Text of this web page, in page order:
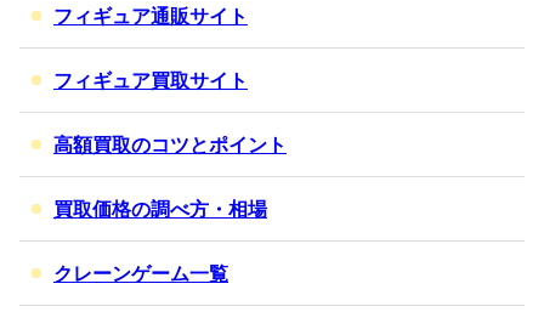
フィギュア通販サイト
フィギュア買取サイト
高額買取のコツとポイント
買取価格の調べ方・相場
クレーンゲーム一覧